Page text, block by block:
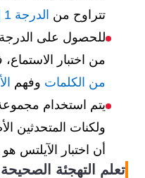
تتراوح من الدرجة 1 إلى الدرجة 9
للحصول على الدرجة
من اختبار
من الكلمات وفهم
يتم استخدام
ولكنات المتحدثين
أن اختبار الآيلتس
تعلم التهجئة